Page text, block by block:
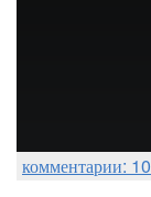
комментарии: 10